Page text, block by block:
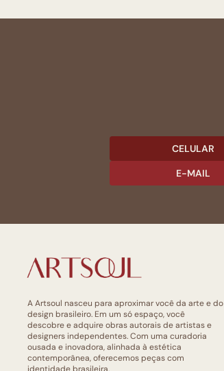
CELULAR
E-MAIL
A Artsoul nasceu para aproximar você da arte e do
design brasileiro. Em um só espaço, você
descobre e adquire obras autorais de artistas e
designers independentes. Com uma curadoria
ousada e inovadora, alinhada à estética
contemporânea, oferecemos peças com